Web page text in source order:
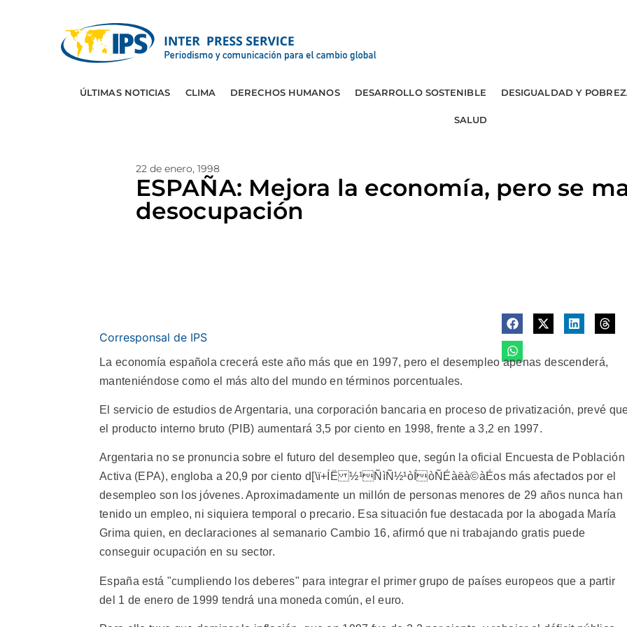
ÚLTIMAS NOTICIAS CLIMA DERECHOS HUMANOS DESARROLLO SOSTENIBLE DESIGUALDAD Y
SALUD
22 de enero, 1998
ESPAÑA: Mejora la economía, pero se
desocupación
Corresponsal de IPS
La economía española crecerá este año más que en 1997, pero el desempleo apenas descenderá,
manteniéndose como el más alto del mundo en términos porcentuales.
El servicio de estudios de Argentaria, una corporación bancaria en proceso de privatización, prevé
el producto interno bruto (PIB) aumentará 3,5 por ciento en 1998, frente a 3,2 en 1997.
Argentaria no se pronuncia sobre el futuro del desempleo que, según la oficial Encuesta de Población
Activa (EPA), engloba a 20,9 por ciento d[\ï+ÍË ½¹ÑìÑ½¹òÍòÑÉàëà©àÉos más afectados por el
desempleo son los jóvenes. Aproximadamente un millón de personas menores de 29 años nunca han
tenido un empleo, ni siquiera temporal o precario. Esa situación fue destacada por la abogada María
Grima quien, en declaraciones al semanario Cambio 16, afirmó que ni trabajando gratis puede
conseguir ocupación en su sector.
España está "cumpliendo los deberes" para integrar el primer grupo de países europeos que a partir
del 1 de enero de 1999 tendrá una moneda común, el euro.